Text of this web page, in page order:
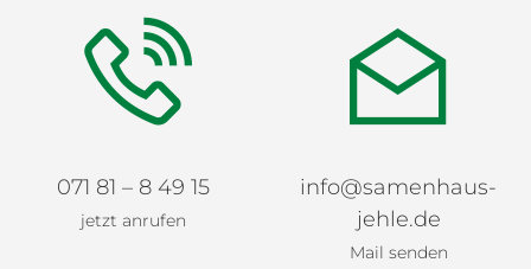
071 81 – 8 49 15
jetzt anrufen
info@samenhaus-
jehle.de
Mail senden